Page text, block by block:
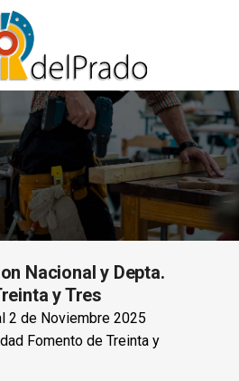
Nacional y Depta.
y Tres
2 de Noviembre 2025
Fomento de Treinta y